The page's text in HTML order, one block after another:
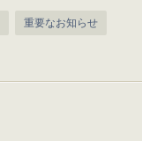
重要なお知らせ